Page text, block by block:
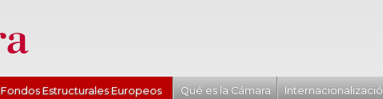
Fondos Estructurales Europeos Qué es la Cámara